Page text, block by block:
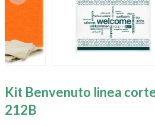
Kit Benvenuto linea
212B